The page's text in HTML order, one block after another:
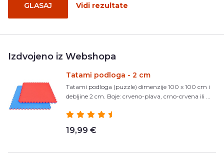
GLASAJ Vidi rezultate
Izdvojeno iz Webshopa
Tatami podloga - 2 cm
Tatami podloga (puzzle) dimenzije 100 x 100 cm i
debljine 2 cm. Boje: crveno-plava, crno-crvena ili ...
19,99 €